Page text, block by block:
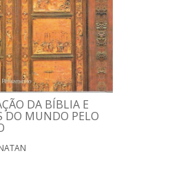
DA BÍBLIA E
DO MUNDO PELO